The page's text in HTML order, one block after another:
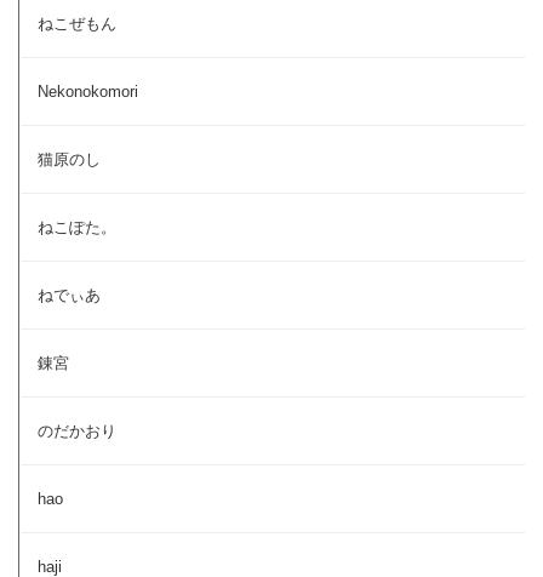
ねこぜもん
Nekonokomori
猫原のし
ねこぽた。
ねでぃあ
錬宮
のだかおり
hao
haji